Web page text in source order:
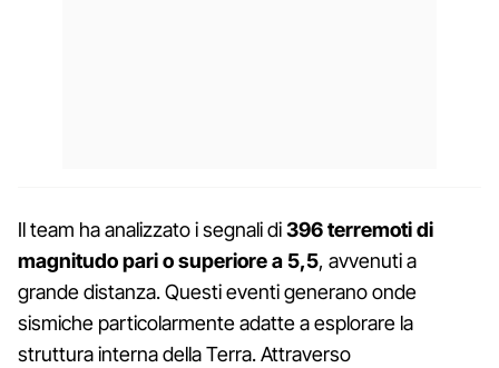
Il team ha analizzato i segnali di396 terremoti di
magnitudo pari o superiore a 5,5, avvenuti a
grande distanza. Questi eventi generano onde
sismiche particolarmente adatte a esplorare la
struttura interna della Terra. Attraverso